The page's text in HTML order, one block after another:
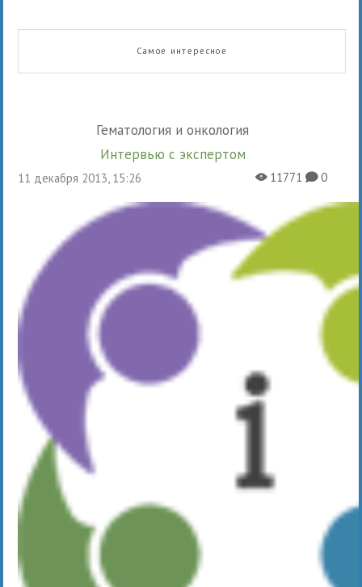
Самое интересное
Гематология и онкология
Интервью с экспертом
11 декабря 2013, 15:26 X11771K0